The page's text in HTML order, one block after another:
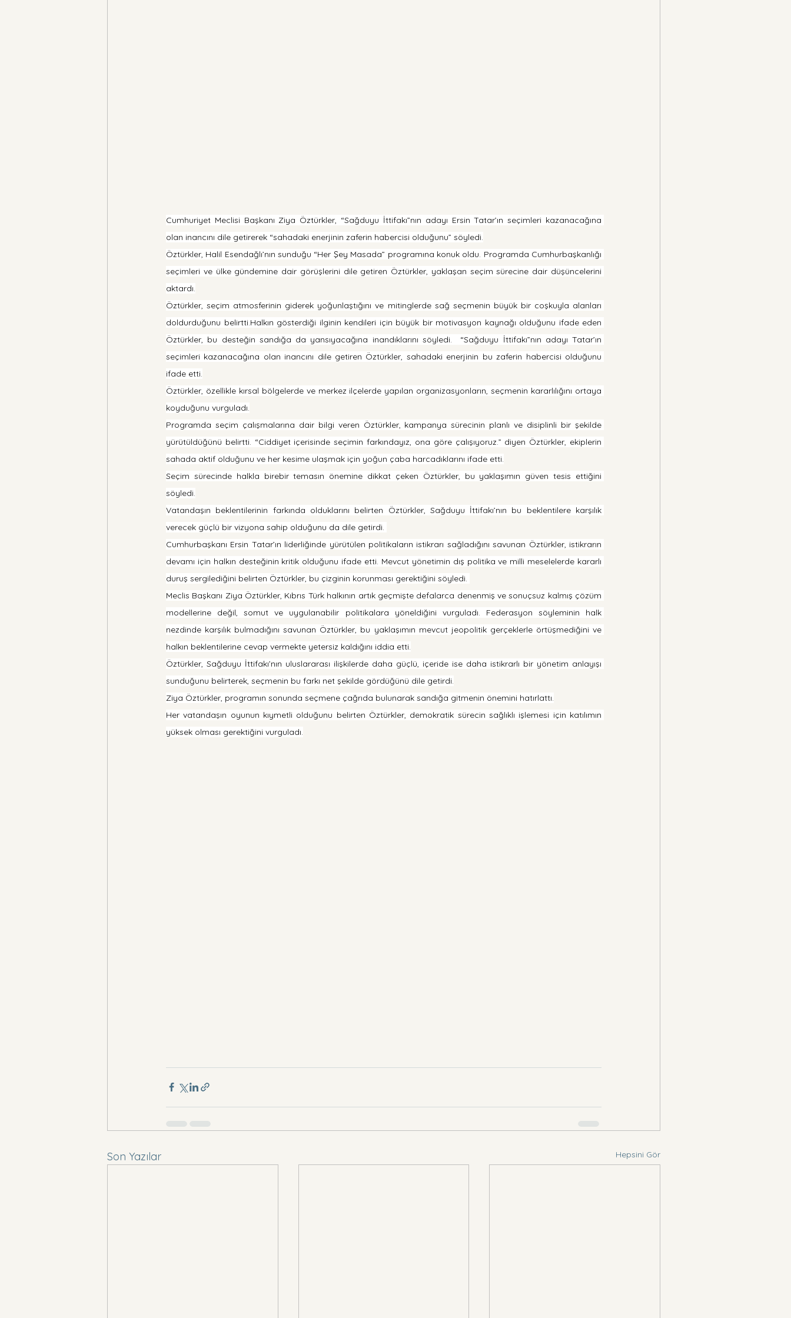
Cumhuriyet Meclisi Başkanı Ziya Öztürkler, “Sağduyu İttifakı”nın adayı Ersin Tatar’ın seçimleri kazanacağına
olan inancını dile getirerek “sahadaki enerjinin zaferin habercisi olduğunu” söyledi.
Öztürkler, Halil Esendağlı’nın sunduğu “Her Şey Masada” programına konuk oldu. Programda Cumhurbaşkanlığı
seçimleri ve ülke gündemine dair görüşlerini dile getiren Öztürkler, yaklaşan seçim sürecine dair düşüncelerini
aktardı.
Öztürkler, seçim atmosferinin giderek yoğunlaştığını ve mitinglerde sağ seçmenin büyük bir coşkuyla alanları
doldurduğunu belirtti.Halkın gösterdiği ilginin kendileri için büyük bir motivasyon kaynağı olduğunu ifade eden
Öztürkler, bu desteğin sandığa da yansıyacağına inandıklarını söyledi.  “Sağduyu İttifakı”nın adayı Tatar’ın
seçimleri kazanacağına olan inancını dile getiren Öztürkler, sahadaki enerjinin bu zaferin habercisi olduğunu
ifade etti.
Öztürkler, özellikle kırsal bölgelerde ve merkez ilçelerde yapılan organizasyonların, seçmenin kararlılığını ortaya
koyduğunu vurguladı.
Programda seçim çalışmalarına dair bilgi veren Öztürkler, kampanya sürecinin planlı ve disiplinli bir şekilde
yürütüldüğünü belirtti. “Ciddiyet içerisinde seçimin farkındayız, ona göre çalışıyoruz.” diyen Öztürkler, ekiplerin
sahada aktif olduğunu ve her kesime ulaşmak için yoğun çaba harcadıklarını ifade etti.
Seçim sürecinde halkla birebir temasın önemine dikkat çeken Öztürkler, bu yaklaşımın güven tesis ettiğini
söyledi.
Vatandaşın beklentilerinin farkında olduklarını belirten Öztürkler, Sağduyu İttifakı’nın bu beklentilere karşılık
verecek güçlü bir vizyona sahip olduğunu da dile getirdi.
Cumhurbaşkanı Ersin Tatar’ın liderliğinde yürütülen politikaların istikrarı sağladığını savunan Öztürkler, istikrarın
devamı için halkın desteğinin kritik olduğunu ifade etti. Mevcut yönetimin dış politika ve milli meselelerde kararlı
duruş sergilediğini belirten Öztürkler, bu çizginin korunması gerektiğini söyledi.
Meclis Başkanı Ziya Öztürkler, Kıbrıs Türk halkının artık geçmişte defalarca denenmiş ve sonuçsuz kalmış çözüm
modellerine değil, somut ve uygulanabilir politikalara yöneldiğini vurguladı. Federasyon söyleminin halk
nezdinde karşılık bulmadığını savunan Öztürkler, bu yaklaşımın mevcut jeopolitik gerçeklerle örtüşmediğini ve
halkın beklentilerine cevap vermekte yetersiz kaldığını iddia etti.
Öztürkler, Sağduyu İttifakı’nın uluslararası ilişkilerde daha güçlü, içeride ise daha istikrarlı bir yönetim anlayışı
sunduğunu belirterek, seçmenin bu farkı net şekilde gördüğünü dile getirdi.
Ziya Öztürkler, programın sonunda seçmene çağrıda bulunarak sandığa gitmenin önemini hatırlattı.
Her vatandaşın oyunun kıymetli olduğunu belirten Öztürkler, demokratik sürecin sağlıklı işlemesi için katılımın
yüksek olması gerektiğini vurguladı.
Son Yazılar Hepsini Gör